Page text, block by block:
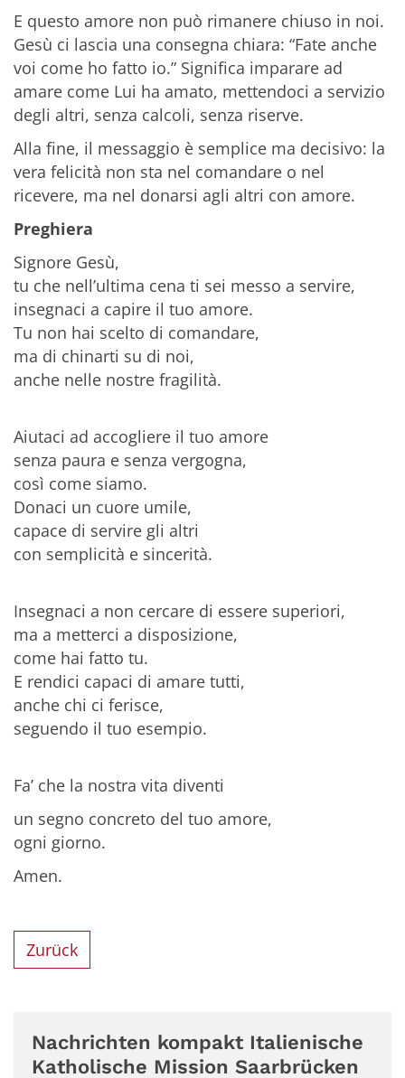
E questo amore non può rimanere chiuso in noi.
Gesù ci lascia una consegna chiara: “Fate anche
voi come ho fatto io.” Significa imparare ad
amare come Lui ha amato, mettendoci a servizio
degli altri, senza calcoli, senza riserve.
Alla fine, il messaggio è semplice ma decisivo: la
vera felicità non sta nel comandare o nel
ricevere, ma nel donarsi agli altri con amore.
Preghiera
Signore Gesù,
tu che nell’ultima cena ti sei messo a servire,
insegnaci a capire il tuo amore.
Tu non hai scelto di comandare,
ma di chinarti su di noi,
anche nelle nostre fragilità.
Aiutaci ad accogliere il tuo amore
senza paura e senza vergogna,
così come siamo.
Donaci un cuore umile,
capace di servire gli altri
con semplicità e sincerità.
Insegnaci a non cercare di essere superiori,
ma a metterci a disposizione,
come hai fatto tu.
E rendici capaci di amare tutti,
anche chi ci ferisce,
seguendo il tuo esempio.
Fa’ che la nostra vita diventi
un segno concreto del tuo amore,
ogni giorno.
Amen.
Zurück
Nachrichten kompakt Italienische
Katholische Mission Saarbrücken